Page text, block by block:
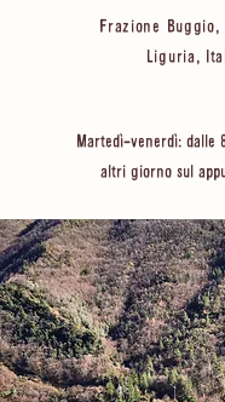
Frazione Buggio,
Liguria,
Martedì-venerdì: dalle
altri giorno sul